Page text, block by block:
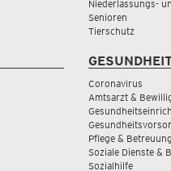
Niederlassungs-
Senioren
Tierschutz
Coronavirus
Amtsarzt &
Pflege & Betreuung
Soziale Dienste &
Sozialhilfe